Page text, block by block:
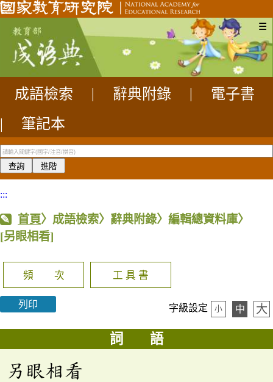
☰
成語檢索 辭典附錄
電子書
|
筆記本
:::
首頁〉成語檢索〉辭典附錄〉編輯總資料庫〉
[另眼相看]
頻 次 工 具 書
列印 字級設定 小 中 大
詞 語
另眼相看